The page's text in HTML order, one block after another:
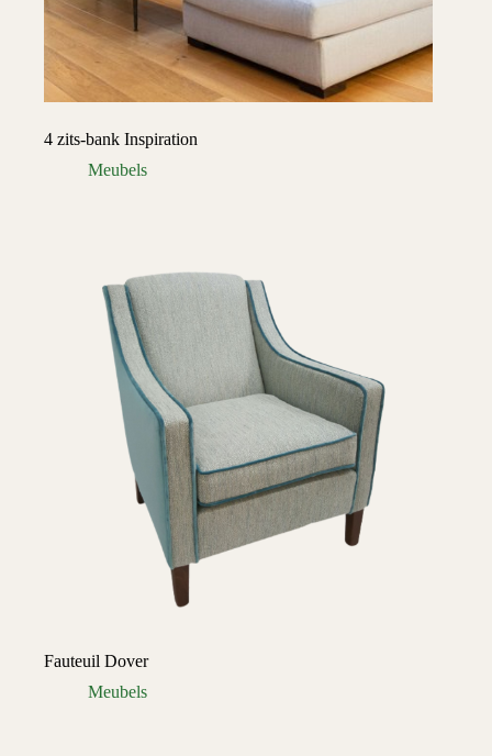
4 zits-bank Inspiration
Meubels
Fauteuil Dover
Meubels